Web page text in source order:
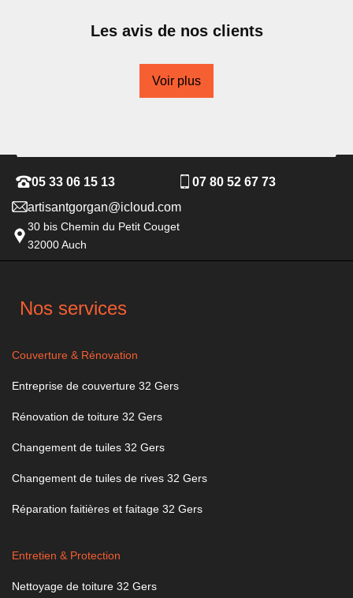
Les avis de nos clients
Voir plus
05 33 06 15 13
07 80 52 67 73
artisantgorgan@icloud.com
30 bis Chemin du Petit Couget
32000 Auch
Nos services
Couverture & Rénovation
Entreprise de couverture 32 Gers
Rénovation de toiture 32 Gers
Changement de tuiles 32 Gers
Changement de tuiles de rives 32 Gers
Réparation faitières et faitage 32 Gers
Entretien & Protection
Nettoyage de toiture 32 Gers